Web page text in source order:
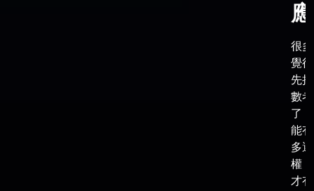
應
很
覺
先
數
了
能
多
權
才